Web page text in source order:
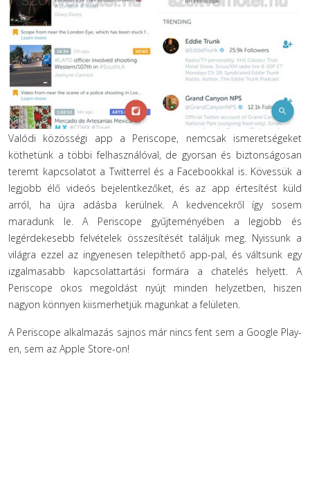
Valódi közösségi app a Periscope, nemcsak ismeretségeket
köthetünk a többi felhasználóval, de gyorsan és biztonságosan
teremt kapcsolatot a Twitterrel és a Facebookkal is. Kövessük a
legjobb élő videós bejelentkezőket, és az app értesítést küld
arról, ha újra adásba kerülnek. A kedvencekről így sosem
maradunk le. A Periscope gyűjteményében a legjobb és
legérdekesebb felvételek összesítését találjuk meg. Nyissunk a
világra ezzel az ingyenesen telepíthető app-pal, és váltsunk egy
izgalmasabb kapcsolattartási formára a chatelés helyett. A
Periscope okos megoldást nyújt minden helyzetben, hiszen
nagyon könnyen kiismerhetjük magunkat a felületen.
A Periscope alkalmazás sajnos már nincs fent sem a Google Play-
en, sem az Apple Store-on!